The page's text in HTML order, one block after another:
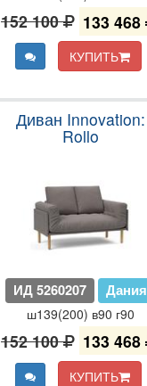
152 100 133 468
КУПИТЬ
Диван Innovation:
Rollo
ИД 5260207 Дания
ш139(200) в90 г90
152 100 133 468
КУПИТЬ